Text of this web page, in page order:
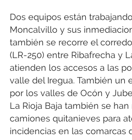
Dos equipos están
Moncalvillo y sus
también se recorre el
(LR-250) entre Ribafrecha y
atienden los accesos a las
valle del Iregua. También un
por los valles de Ocón y
La Rioja Baja también se
camiones quitanieves para
incidencias en las comarcas